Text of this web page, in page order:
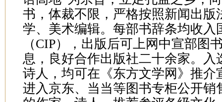
书，体裁不限，严格按照新闻出版
学、美术编辑。每部书辞条均收入
（CIP），出版后可上网中宣部图
息，良好合作出版社二十余家。入
诗人，均可在《东方文学网》推介
进入京东、当当等图书专柜公开销